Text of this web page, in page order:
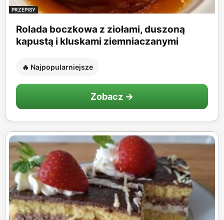
PRZEPISY
Rolada boczkowa z ziołami, duszoną
kapustą i kluskami ziemniaczanymi
🔥 Najpopularniejsze
Zobacz →